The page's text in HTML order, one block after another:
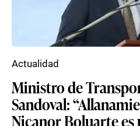
Ministro de
Sandoval:
Nicanor Boluarte es
Actualidad